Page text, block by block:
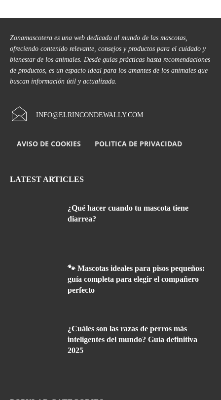
Zonamascotera es una web dedicada al mundo de las mascotas,
ofreciendo contenido relevante, consejos y productos para el cuidado y
bienestar de los animales. Desde guías prácticas hasta recomendaciones
de productos, es un espacio ideal para los amantes de los animales que
buscan información útil y actualizada.
INFO@ELRINCONDEWALLY.COM
AVISO DE COOKIES POLITICA DE PRIVACIDAD
LATEST ARTICLES
¿Qué hacer cuando tu mascota tiene
diarrea?
🐾 Mascotas ideales para pisos pequeños:
guía completa para elegir el compañero
perfecto
¿Cuáles son las razas de perros más
inteligentes del mundo? Guía definitiva
2025